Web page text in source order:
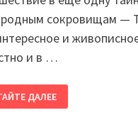
сокровищам —
и
и в …
ДАЛЕЕ